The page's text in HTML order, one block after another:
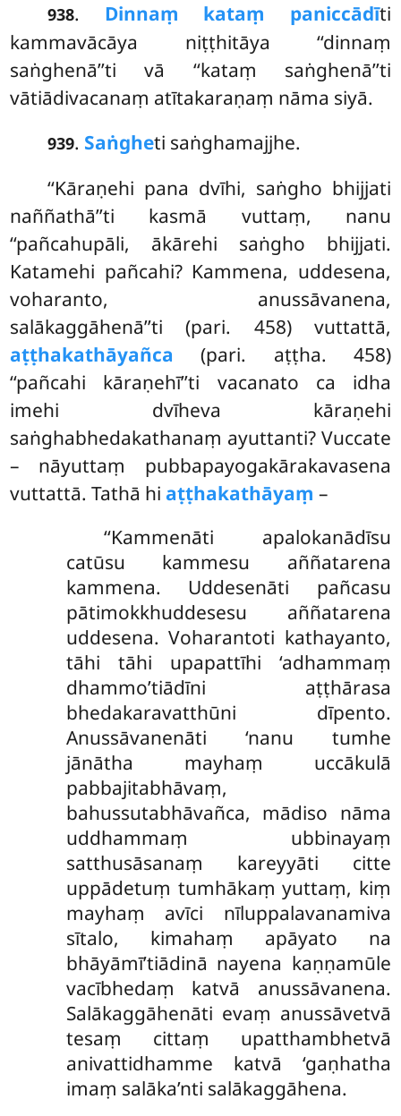
938. Dinnaṃ kataṃ paniccādīti
kammavācāya niṭṭhitāya ‘‘dinnaṃ
saṅghenā’’ti vā ‘‘kataṃ saṅghenā’’ti
vātiādivacanaṃ atītakaraṇaṃ nāma siyā.
939. Saṅgheti saṅghamajjhe.
‘‘Kāraṇehi pana dvīhi, saṅgho bhijjati
naññathā’’ti kasmā vuttaṃ, nanu
‘‘pañcahupāli, ākārehi saṅgho bhijjati.
Katamehi pañcahi? Kammena, uddesena,
voharanto, anussāvanena,
salākaggāhenā’’ti (pari. 458) vuttattā,
aṭṭhakathāyañca (pari. aṭṭha. 458)
‘‘pañcahi kāraṇehī’’ti vacanato ca idha
imehi dvīheva kāraṇehi
saṅghabhedakathanaṃ ayuttanti? Vuccate
– nāyuttaṃ pubbapayogakārakavasena
vuttattā. Tathā hi aṭṭhakathāyaṃ –
‘‘Kammenāti apalokanādīsu
catūsu kammesu aññatarena
kammena. Uddesenāti pañcasu
pātimokkhuddesesu aññatarena
uddesena. Voharantoti kathayanto,
tāhi tāhi upapattīhi ‘adhammaṃ
dhammo’tiādīni aṭṭhārasa
bhedakaravatthūni dīpento.
Anussāvanenāti ‘nanu tumhe
jānātha mayhaṃ uccākulā
pabbajitabhāvaṃ,
bahussutabhāvañca, mādiso nāma
uddhammaṃ ubbinayaṃ
satthusāsanaṃ kareyyāti citte
uppādetuṃ tumhākaṃ yuttaṃ, kiṃ
mayhaṃ avīci nīluppalavanamiva
sītalo, kimahaṃ apāyato na
bhāyāmī’tiādinā nayena kaṇṇamūle
vacībhedaṃ katvā anussāvanena.
Salākaggāhenāti evaṃ anussāvetvā
tesaṃ cittaṃ upatthambhetvā
anivattidhamme katvā ‘gaṇhatha
imaṃ salāka’nti salākaggāhena.